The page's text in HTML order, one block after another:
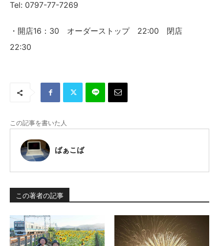
Tel: 0797-77-7269
・開店16：30 オーダーストップ 22:00 閉店
22:30
この記事を書いた人
ばぁこば
この著者の記事